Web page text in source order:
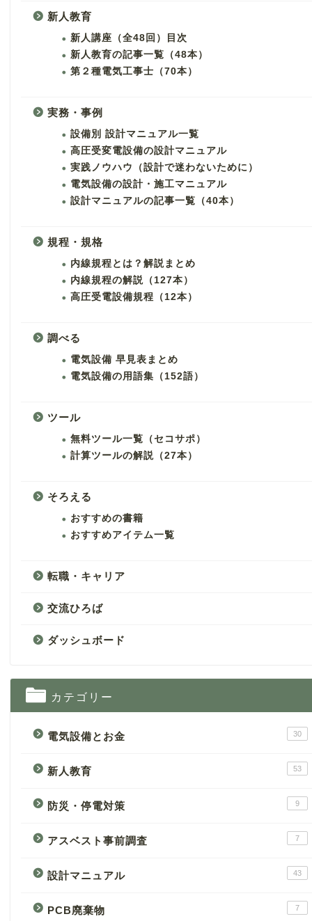
新人教育
新人講座（全48回）目次
新人教育の記事一覧（48本）
第２種電気工事士（70本）
実務・事例
設備別 設計マニュアル一覧
高圧受変電設備の設計マニュアル
実践ノウハウ（設計で迷わないために）
電気設備の設計・施工マニュアル
設計マニュアルの記事一覧（40本）
規程・規格
内線規程とは？解説まとめ
内線規程の解説（127本）
高圧受電設備規程（12本）
調べる
電気設備 早見表まとめ
電気設備の用語集（152語）
ツール
無料ツール一覧（セコサポ）
計算ツールの解説（27本）
そろえる
おすすめの書籍
おすすめアイテム一覧
転職・キャリア
交流ひろば
ダッシュボード
カテゴリー
電気設備とお金 30
新人教育 53
防災・停電対策 9
アスベスト事前調査 7
設計マニュアル 43
PCB廃棄物 7